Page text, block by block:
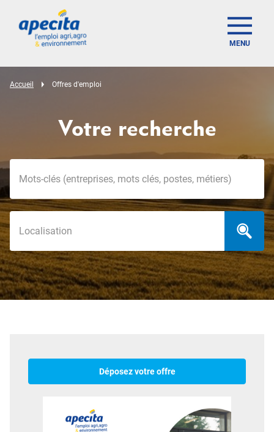
MENU
Accueil Offres d'emploi
Votre recherche
Déposez votre offre